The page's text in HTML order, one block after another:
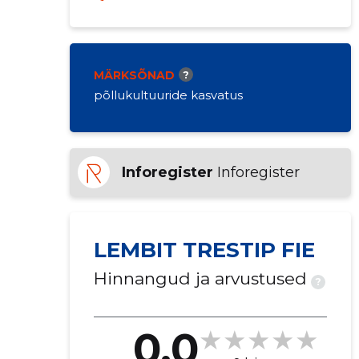
MÄRKSÕNAD ?
põllukultuuride kasvatus
Inforegister Inforegister
LEMBIT TRESTIP FIE
Hinnangud ja arvustused ?
0.0